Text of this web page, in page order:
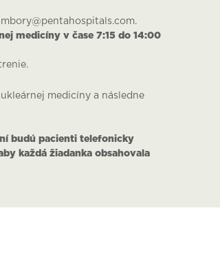
medicíny v čase 7:15 do 14:00
medicíny a následne
budú pacienti telefonicky
každá žiadanka obsahovala